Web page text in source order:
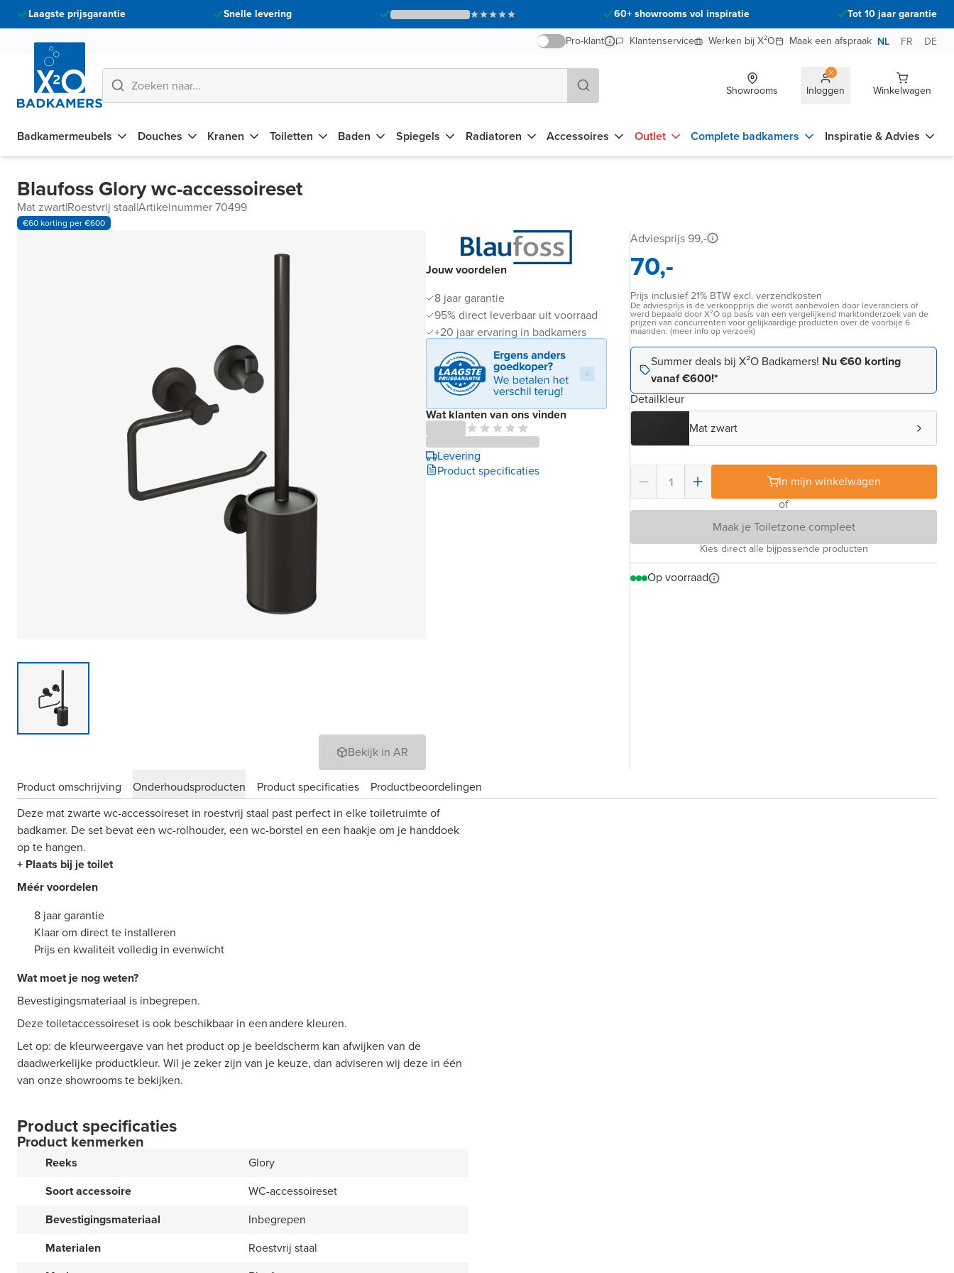
Laagste prijsgarantie Snelle levering 60+ showrooms vol inspiratie
Tot 10 jaar garantie
Pro-klant
Klantenservice Werken bij X²O Maak een afspraak NL FR DE
Showrooms Inloggen Winkelwagen
Badkamermeubels Douches Kranen Toiletten Baden Spiegels Radiatoren Accessoires Outlet Complete badkamers Inspiratie & Advies
Blaufoss Glory wc-accessoireset
Mat zwart|Roestvrij staal|Artikelnummer 70499
€60 korting per €600
Bekijk in AR
Jouw voordelen
8 jaar garantie
95% direct leverbaar uit voorraad
+20 jaar ervaring in badkamers
Wat klanten van ons vinden
Levering
Product specificaties
Adviesprijs 99,-
70,-
Prijs inclusief 21% BTW excl. verzendkosten
De adviesprijs is de verkoopprijs die wordt aanbevolen door leveranciers of
werd bepaald door X²O op basis van een vergelijkend marktonderzoek van de
prijzen van concurrenten voor gelijkaardige producten over de voorbije 6
maanden. (meer info op verzoek)
Summer deals bij X²O Badkamers! Nu €60 korting
vanaf €600!*
Detailkleur
Mat zwart
In mijn winkelwagen
of
Maak je Toiletzone compleet
Kies direct alle bijpassende producten
Op voorraad
Product omschrijving Onderhoudsproducten Product specificaties
Product­beoordelingen
Deze mat zwarte wc-accessoireset in roestvrij staal past perfect in elke toiletruimte of
badkamer. De set bevat een wc-rolhouder, een wc-borstel en een haakje om je handdoek
op te hangen.
+ Plaats bij je toilet
Méér voordelen
8 jaar garantie
Klaar om direct te installeren
Prijs en kwaliteit volledig in evenwicht
Wat moet je nog weten?
Bevestigingsmateriaal is inbegrepen.
Deze toiletaccessoireset is ook beschikbaar in een andere kleuren.
Let op: de kleurweergave van het product op je beeldscherm kan afwijken van de
daadwerkelijke productkleur. Wil je zeker zijn van je keuze, dan adviseren wij deze in één
van onze showrooms te bekijken.
Product specificaties
Product kenmerken
Reeks
Glory
Soort accessoire
WC-accessoireset
Bevestigingsmateriaal
Inbegrepen
Materialen
Roestvrij staal